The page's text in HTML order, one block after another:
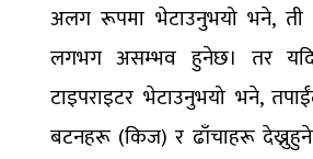
अलग रूपमा भेटाउनुभयो भने,
लगभग असम्भव हुनेछ। तर
टाइपराइटर भेटाउनुभयो भने,
बटनहरू (किज) र ढाँचाहरू